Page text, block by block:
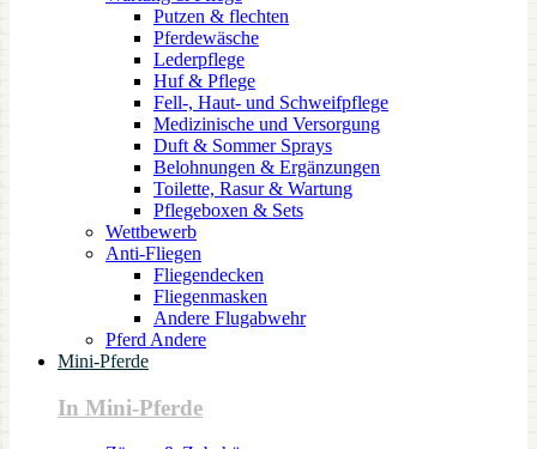
Putzen & flechten
Pferdewäsche
Lederpflege
Huf & Pflege
Fell-, Haut- und Schweifpflege
Medizinische und Versorgung
Duft & Sommer Sprays
Belohnungen & Ergänzungen
Toilette, Rasur & Wartung
Pflegeboxen & Sets
Wettbewerb
Anti-Fliegen
Fliegendecken
Fliegenmasken
Andere Flugabwehr
Pferd Andere
Mini-Pferde
In Mini-Pferde